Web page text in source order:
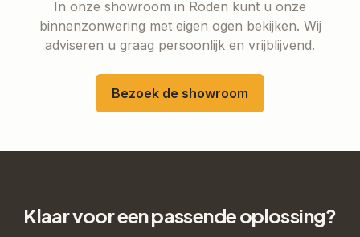
In onze showroom in Roden kunt u onze
binnenzonwering met eigen ogen bekijken. Wij
adviseren u graag persoonlijk en vrijblijvend.
Bezoek de showroom
Klaar voor een passende oplossing?